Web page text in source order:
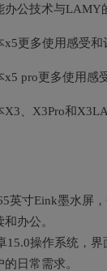
办公技术与LAMY
x5更多使用感受和
pro更多使用感
、X3Pro和
英寸Eink墨水屏
办公。
15.0操作系统，
日常需求。